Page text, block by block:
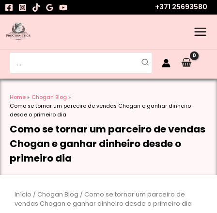
Skip
to
content
+371 25693580
for:
Home
Chogan Blog
Como se tornar um parceiro de vendas Chogan e ganhar dinheiro
desde o primeiro dia
Como se tornar um parceiro de vendas
Chogan e ganhar dinheiro desde o
primeiro dia
Início / Chogan Blog / Como se tornar um parceiro de
vendas Chogan e ganhar dinheiro desde o primeiro dia